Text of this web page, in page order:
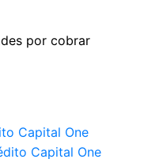
Capital One